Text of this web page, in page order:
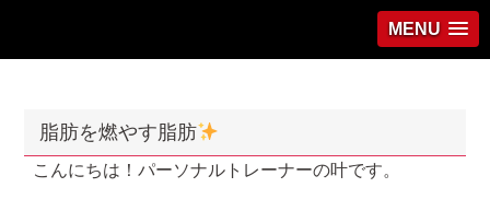
MENU
脂肪を燃やす脂肪
こんにちは！パーソナルトレーナーの叶です。